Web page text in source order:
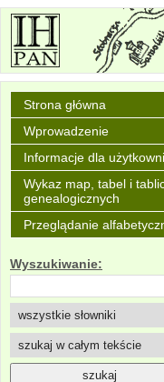
Strona główna
Wprowadzenie
Informacje dla
Wykaz map, tabel i
genealogicznych
Przeglądanie
Wyszukiwanie: